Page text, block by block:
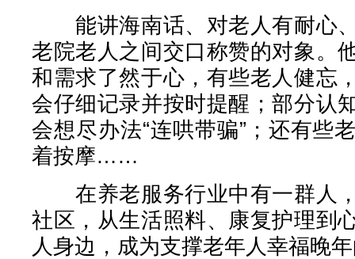
能讲海南话、对老人有耐心
老院老人之间交口称赞的对象。
和需求了然于心，有些老人健忘
会仔细记录并按时提醒；部分认
会想尽办法“连哄带骗”；还有些
着按摩……
在养老服务行业中有一群人
社区，从生活照料、康复护理到
人身边，成为支撑老年人幸福晚